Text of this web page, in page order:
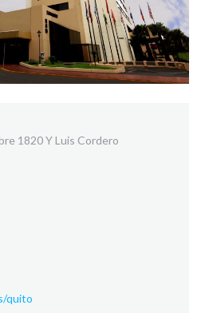
1820 Y Luis Cordero
quito